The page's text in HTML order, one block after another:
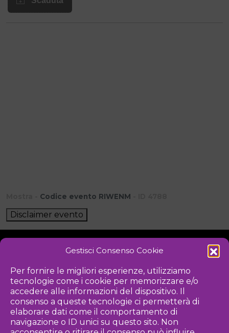
Gestisci Consenso Cookie
Per fornire le migliori esperienze, utilizziamo
tecnologie come i cookie per memorizzare e/o
accedere alle informazioni del dispositivo. Il
consenso a queste tecnologie ci permetterà di
elaborare dati come il comportamento di
navigazione o ID unici su questo sito. Non
Codice evento RIWENM
Disclaimer evento
PRIVACY POLICY
Iniziativa